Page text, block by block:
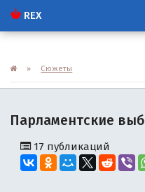
REX
» Сюжеты
Парламентские
17 публикаций